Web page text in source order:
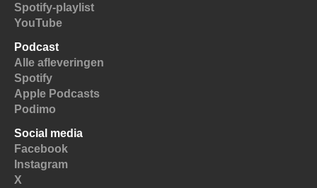
Spotify-playlist
YouTube
Podcast
Alle afleveringen
Spotify
Apple Podcasts
Podimo
Social media
Facebook
Instagram
X